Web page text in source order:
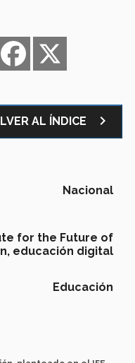
Facebook
WhatsApp
AL ÍNDICE navigate_next
Nacional
for the Future of
educación digital
Educación